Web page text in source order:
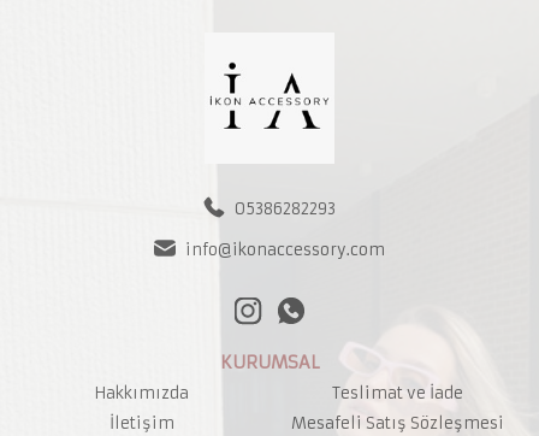
05386282293
info@ikonaccessory.com
KURUMSAL
Hakkımızda
İletişim
Teslimat ve İade
Mesafeli Satış Sözleşmesi